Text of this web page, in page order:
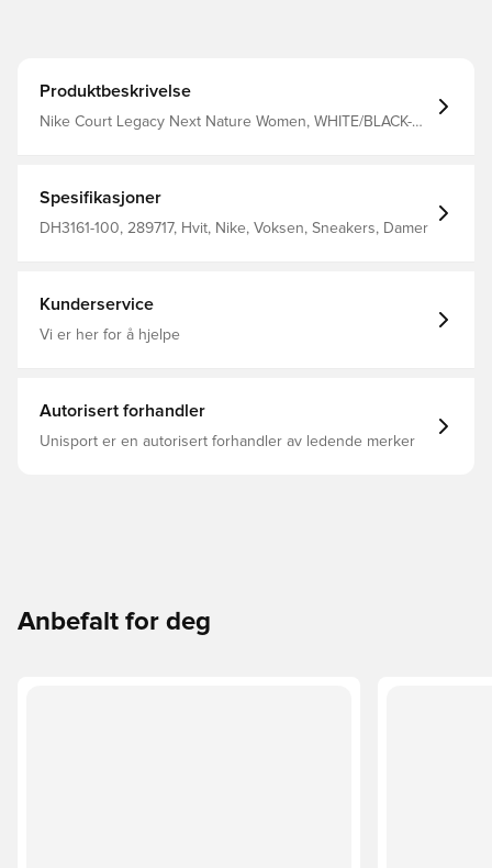
Produktbeskrivelse
Nike Court Legacy Next Nature Women, WHITE/BLACK-
Spesifikasjoner
DH3161-100, 289717, Hvit, Nike, Voksen, Sneakers, Damer
Kunderservice
Vi er her for å hjelpe
Autorisert forhandler
Unisport er en autorisert forhandler av ledende merker
Anbefalt for deg